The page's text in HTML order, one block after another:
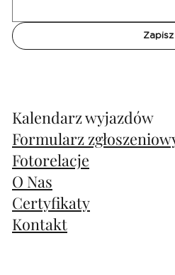
Zapisz
Kalendarz wyjazdów
Formularz
Fotorelacje
O Nas
Certyfikaty
Kontakt